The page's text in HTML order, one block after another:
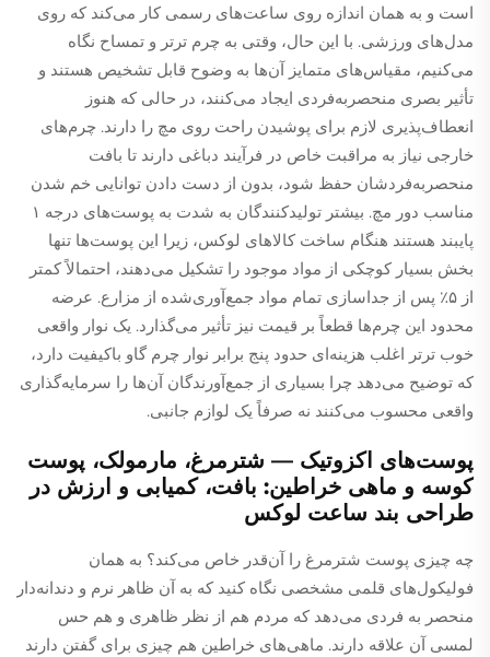
است و به همان اندازه روی ساعت‌های رسمی کار می‌کند که روی
مدل‌های ورزشی. با این حال، وقتی به چرم ترتر و تمساح نگاه
می‌کنیم، مقیاس‌های متمایز آن‌ها به وضوح قابل تشخیص هستند و
تأثیر بصری منحصربه‌فردی ایجاد می‌کنند، در حالی که هنوز
انعطاف‌پذیری لازم برای پوشیدن راحت روی مچ را دارند. چرم‌های
خارجی نیاز به مراقبت خاص در فرآیند دباغی دارند تا بافت
منحصربه‌فردشان حفظ شود، بدون از دست دادن توانایی خم شدن
مناسب دور مچ. بیشتر تولید‌کنندگان به شدت به پوست‌های درجه ۱
پایبند هستند هنگام ساخت کالاهای لوکس، زیرا این پوست‌ها تنها
بخش بسیار کوچکی از مواد موجود را تشکیل می‌دهند، احتمالاً کمتر
از ۵٪ پس از جداسازی تمام مواد جمع‌آوری‌شده از مزارع. عرضه
محدود این چرم‌ها قطعاً بر قیمت نیز تأثیر می‌گذارد. یک نوار واقعی
خوب ترتر اغلب هزینه‌ای حدود پنج برابر نوار چرم گاو باکیفیت دارد،
که توضیح می‌دهد چرا بسیاری از جمع‌آورندگان آن‌ها را سرمایه‌گذاری
واقعی محسوب می‌کنند نه صرفاً یک لوازم جانبی.
پوست‌های اکزوتیک — شترمرغ، مارمولک، پوست
کوسه و ماهی خراطین: بافت، کمیابی و ارزش در
طراحی بند ساعت لوکس
چه چیزی پوست شترمرغ را آن‌قدر خاص می‌کند؟ به همان
فولیکول‌های قلمی مشخصی نگاه کنید که به آن ظاهر نرم و دندانه‌دار
منحصر به فردی می‌دهد که مردم هم از نظر ظاهری و هم حس
لمسی آن علاقه دارند. ماهی‌های خراطین هم چیزی برای گفتن دارند